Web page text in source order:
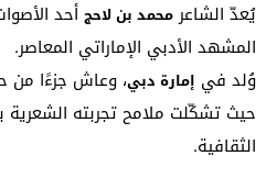
يُعدّ الشاعرمحمد بن لاحجأحد
المشهد الأدبي الإماراتي المعاصر.
وُلد في إمارة دبي، وعاش جزءًا من
حيث تشكّلت ملامح تجربته الشعرية
الثقافية.